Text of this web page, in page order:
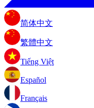
简体中文
繁體中文
Tiếng Việt
Español
Français